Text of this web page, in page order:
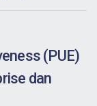
(PUE)
dan